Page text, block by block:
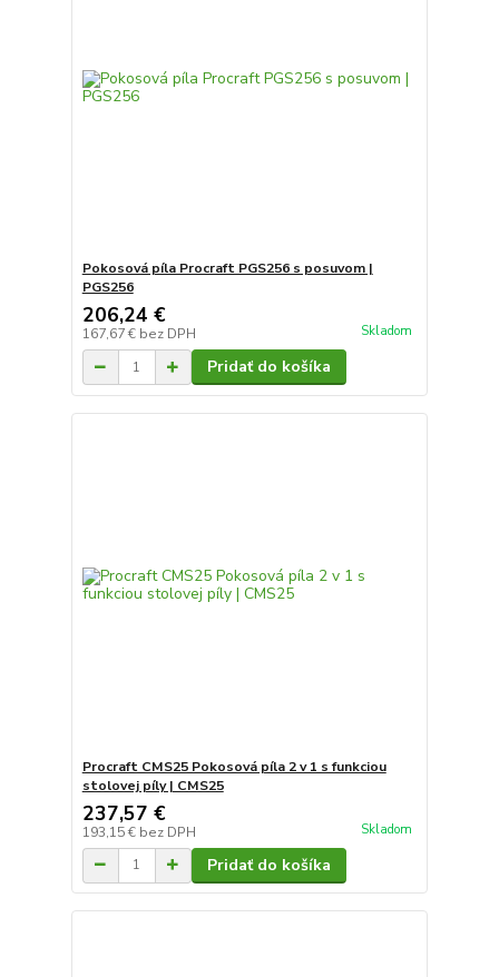
Pokosová píla Procraft PGS256 s posuvom |
PGS256
206,24 €
167,67 € bez DPH Skladom
Pridať do košíka
Procraft CMS25 Pokosová píla 2 v 1 s funkciou
stolovej píly | CMS25
237,57 €
193,15 € bez DPH Skladom
Pridať do košíka